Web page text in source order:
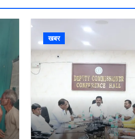
खबर